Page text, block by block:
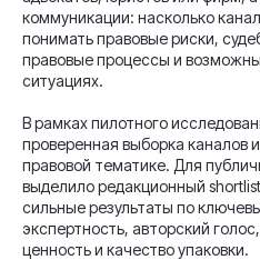
коммуникации: насколько
понимать правовые риски,
правовые процессы и
ситуациях.
В рамках пилотного
проверенная выборка каналов
правовой тематике. Для
выделило редакционный
сильные результаты по
экспертность, авторский
ценность и качество упаковки.